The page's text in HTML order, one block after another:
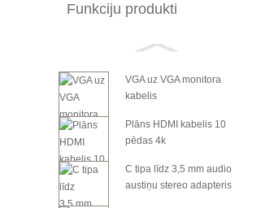
Funkciju produkti
VGA uz VGA monitora
kabelis
Plāns HDMI kabelis 10
pēdas 4k
C tipa līdz 3,5 mm audio
austiņu stereo adapteris